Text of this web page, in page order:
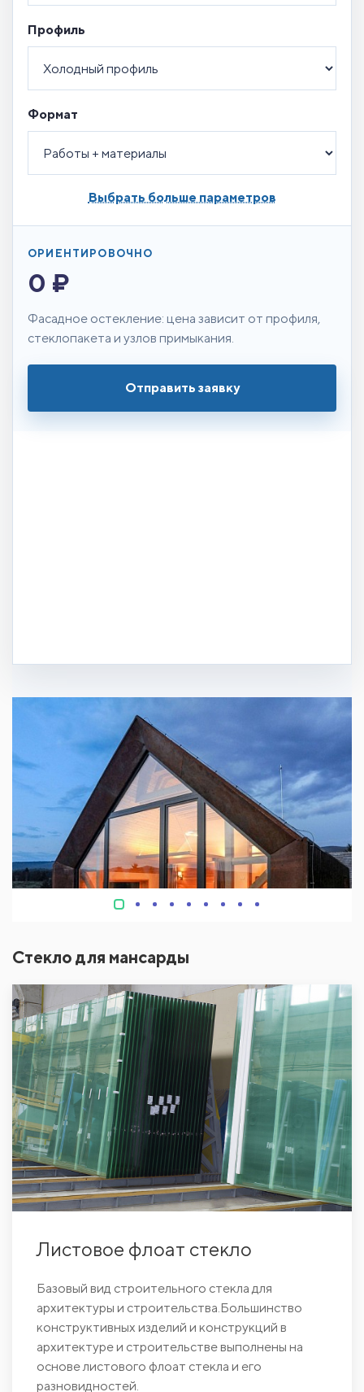
Профиль
Формат
Выбрать больше параметров
ОРИЕНТИРОВОЧНО
0 ₽
Фасадное остекление: цена зависит от профиля,
стеклопакета и узлов примыкания.
Отправить заявку
Стекло для мансарды
Листовое флоат стекло
Базовый вид строительного стекла для
архитектуры и строительства.Большинство
конструктивных изделий и конструкций в
архитектуре и строительстве выполнены на
основе листового флоат стекла и его
разновидностей.